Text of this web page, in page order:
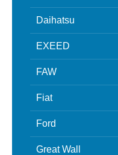
Daihatsu
EXEED
FAW
Fiat
Ford
Great Wall